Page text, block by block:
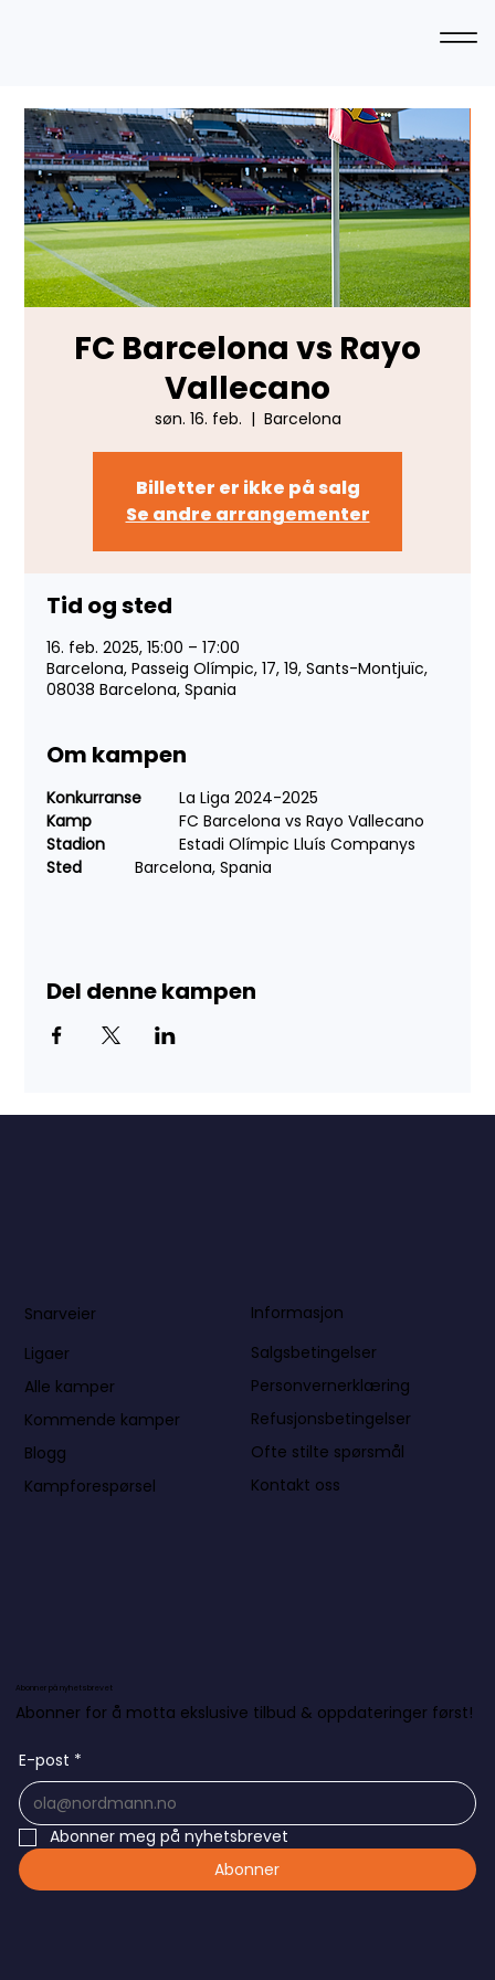
FC Barcelona vs Rayo
Vallecano
søn. 16. feb.
  |
Barcelona
Billetter er ikke på salg
Se andre arrangementer
Tid og sted
16. feb. 2025, 15:00 – 17:00
Barcelona, Passeig Olímpic, 17, 19, Sants-Montjuïc,
08038 Barcelona, Spania
Om kampen
Konkurranse
La Liga 2024-2025
Kamp
FC Barcelona vs Rayo Vallecano
Stadion
Estadi Olímpic Lluís Companys
Sted
Barcelona, Spania
Del denne kampen
Snarveier
Ligaer
Alle kamper
Kommende kamper
Blogg
Kampforespørsel
Informasjon
Salgsbetingelser
Personvernerklæring
Refusjonsbetingelser
Ofte stilte spørsmål
Kontakt oss
Abonner på nyhetsbrevet
Abonner for å motta ekslusive tilbud & oppdateringer først!
E-post *
Abonner meg på nyhetsbrevet
Abonner